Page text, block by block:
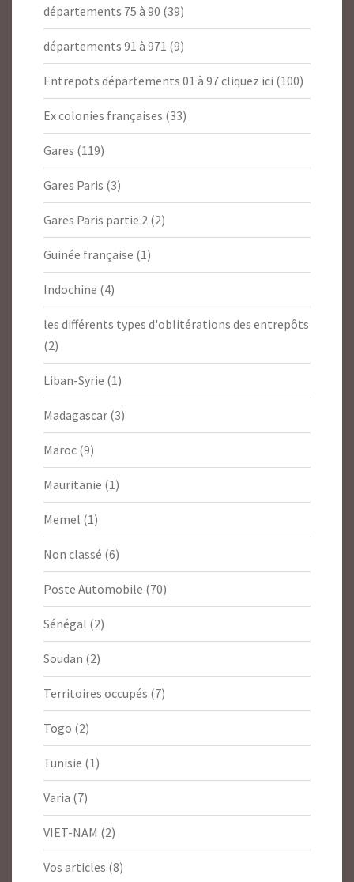
départements 75 à 90 (39)
départements 91 à 971 (9)
Entrepots départements 01 à 97 cliquez ici (100)
Ex colonies françaises (33)
Gares (119)
Gares Paris (3)
Gares Paris partie 2 (2)
Guinée française (1)
Indochine (4)
les différents types d'oblitérations des entrepôts
(2)
Liban-Syrie (1)
Madagascar (3)
Maroc (9)
Mauritanie (1)
Memel (1)
Non classé (6)
Poste Automobile (70)
Sénégal (2)
Soudan (2)
Territoires occupés (7)
Togo (2)
Tunisie (1)
Varia (7)
VIET-NAM (2)
Vos articles (8)